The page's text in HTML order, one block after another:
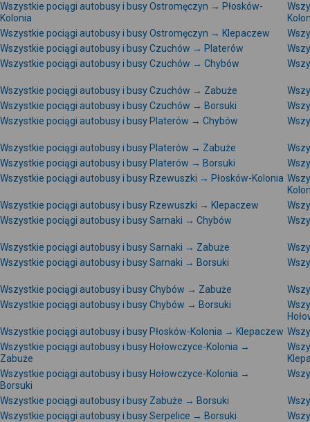
Wszystkie pociągi autobusy i busy Ostromęczyn → Płosków-
Kolonia
Wszystkie pociągi autobusy i busy Ostromęczyn → Klepaczew
Wszystkie pociągi autobusy i busy Czuchów → Platerów
Wszystkie pociągi autobusy i busy Czuchów → Chybów
Wszystkie pociągi autobusy i busy Czuchów → Zabuże
Wszystkie pociągi autobusy i busy Czuchów → Borsuki
Wszystkie pociągi autobusy i busy Platerów → Chybów
Wszystkie pociągi autobusy i busy Platerów → Zabuże
Wszystkie pociągi autobusy i busy Platerów → Borsuki
Wszystkie pociągi autobusy i busy Rzewuszki → Płosków-Kolonia
Wszystkie pociągi autobusy i busy Rzewuszki → Klepaczew
Wszystkie pociągi autobusy i busy Sarnaki → Chybów
Wszystkie pociągi autobusy i busy Sarnaki → Zabuże
Wszystkie pociągi autobusy i busy Sarnaki → Borsuki
Wszystkie pociągi autobusy i busy Chybów → Zabuże
Wszystkie pociągi autobusy i busy Chybów → Borsuki
Wszystkie pociągi autobusy i busy Płosków-Kolonia → Klepaczew
Wszystkie pociągi autobusy i busy Hołowczyce-Kolonia →
Zabuże
Wszystkie pociągi autobusy i busy Hołowczyce-Kolonia →
Borsuki
Wszystkie pociągi autobusy i busy Zabuże → Borsuki
Wszystkie pociągi autobusy i busy Serpelice → Borsuki